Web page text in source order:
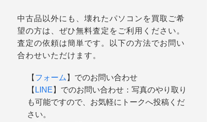
中古品以外にも、壊れたパソコンを買取ご希
望の方は、ぜひ無料査定をご利用ください。
査定の依頼は簡単です。以下の方法でお問い
合わせいただけます。
【 フォーム 】でのお問い合わせ
【 LINE 】でのお問い合わせ：写真のやり取り
も可能ですので、お気軽にトークへ投稿くだ
さい。